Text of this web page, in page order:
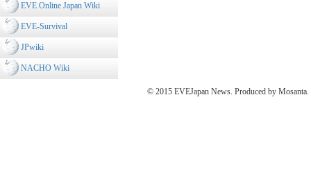
EVE Online Japan Wiki
EVE-Survival
JPwiki
NACHO Wiki
© 2015 EVEJapan News. Produced by